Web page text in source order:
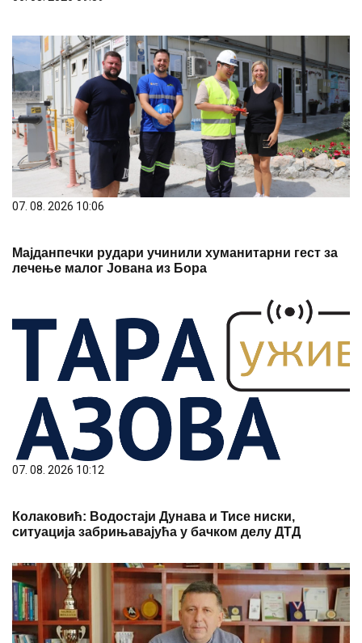
07. 08. 2026 10:06
Мајданпечки рудари учинили хуманитарни гест за
07. 08. 2026 10:12
Колаковић: Водостаји Дунава и Тисе ниски,